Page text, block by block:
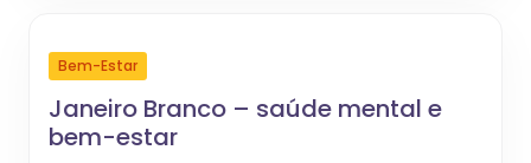
Bem-Estar
Janeiro Branco – saúde mental e
bem-estar